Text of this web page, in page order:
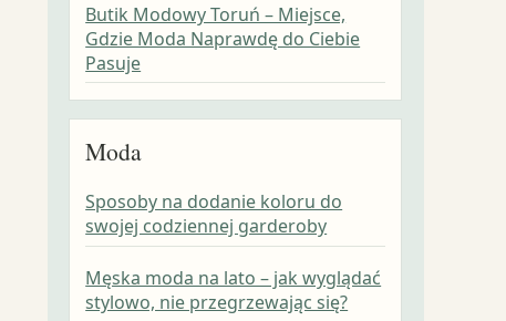
Butik Modowy Toruń – Miejsce,
Gdzie Moda Naprawdę do Ciebie
Pasuje
Moda
Sposoby na dodanie koloru do
swojej codziennej garderoby
Męska moda na lato – jak wyglądać
stylowo, nie przegrzewając się?